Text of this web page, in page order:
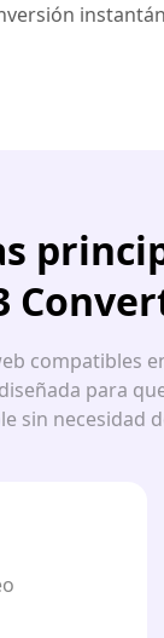
compatibles
para
sin necesidad